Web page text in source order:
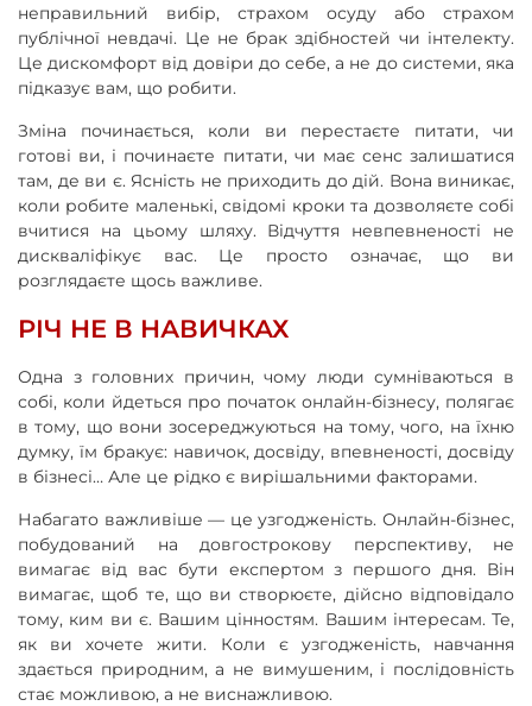
неправильний вибір, страхом осуду або страхом
публічної невдачі. Це не брак здібностей чи інтелекту.
Це дискомфорт від довіри до себе, а не до системи, яка
підказує вам, що робити.
Зміна починається, коли ви перестаєте питати, чи
готові ви, і починаєте питати, чи має сенс залишатися
там, де ви є. Ясність не приходить до дій. Вона виникає,
коли робите маленькі, свідомі кроки та дозволяєте собі
вчитися на цьому шляху. Відчуття невпевненості не
дискваліфікує вас. Це просто означає, що ви
розглядаєте щось важливе.
РІЧ НЕ В НАВИЧКАХ
Одна з головних причин, чому люди сумніваються в
собі, коли йдеться про початок онлайн-бізнесу, полягає
в тому, що вони зосереджуються на тому, чого, на їхню
думку, їм бракує: навичок, досвіду, впевненості, досвіду
в бізнесі… Але це рідко є вирішальними факторами.
Набагато важливіше — це узгодженість. Онлайн-бізнес,
побудований на довгострокову перспективу, не
вимагає від вас бути експертом з першого дня. Він
вимагає, щоб те, що ви створюєте, дійсно відповідало
тому, ким ви є. Вашим цінностям. Вашим інтересам. Те,
як ви хочете жити. Коли є узгодженість, навчання
здається природним, а не вимушеним, і послідовність
стає можливою, а не виснажливою.